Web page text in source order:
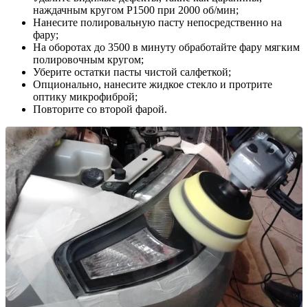
наждачным кругом P1500 при 2000 об/мин;
Нанесите полировальную пасту непосредственно на
фару;
На оборотах до 3500 в минуту обработайте фару мягким
полировочным кругом;
Уберите остатки пасты чистой салфеткой;
Опционально, нанесите жидкое стекло и протрите
оптику микрофиброй;
Повторите со второй фарой.